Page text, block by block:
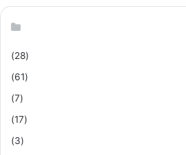
(28)
(61)
(7)
(17)
(3)